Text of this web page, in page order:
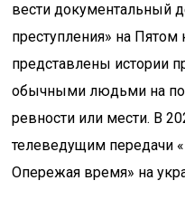
вести документальный
преступления» на
представлены истории
обычными людьми на
ревности или мести. В
телеведущим передачи
Опережая время» на